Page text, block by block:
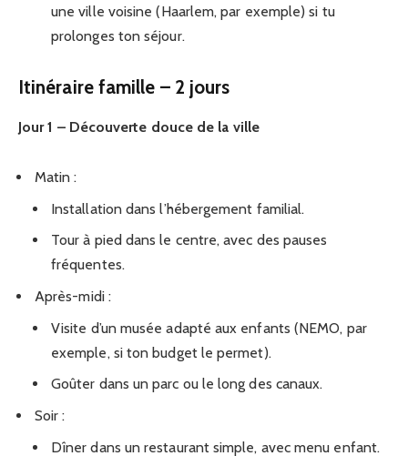
une ville voisine (Haarlem, par exemple) si tu
prolonges ton séjour.
Itinéraire famille – 2 jours
Jour 1 – Découverte douce de la ville
Matin :
Installation dans l’hébergement familial.
Tour à pied dans le centre, avec des pauses
fréquentes.
Après-midi :
Visite d’un musée adapté aux enfants (NEMO, par
exemple, si ton budget le permet).
Goûter dans un parc ou le long des canaux.
Soir :
Dîner dans un restaurant simple, avec menu enfant.